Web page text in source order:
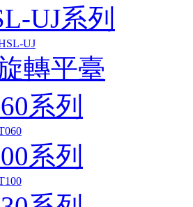
UJ系列
UJ
轉平臺
系列
系列